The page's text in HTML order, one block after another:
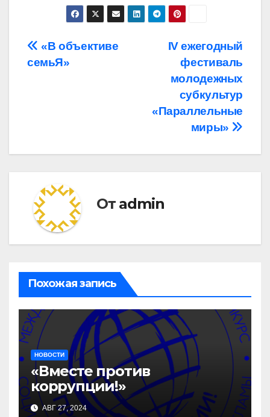
Навигация
IV ежегодный
фестиваль
молодежных
субкультур
«Параллельные
миры»
«В объективе
семьЯ»
От admin
Похожая запись
НОВОСТИ
«Вместе против
коррупции!»
АВГ 27, 2024